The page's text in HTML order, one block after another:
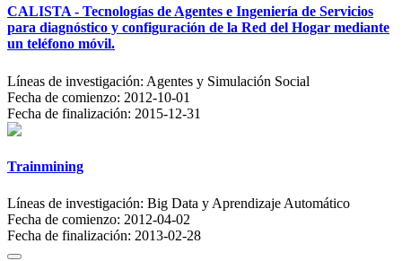
CALISTA - Tecnologías de Agentes e Ingeniería de Servicios
para diagnóstico y configuración de la Red del Hogar mediante
un teléfono móvil.
Líneas de investigación: Agentes y Simulación Social
Fecha de comienzo: 2012-10-01
Fecha de finalización: 2015-12-31
Trainmining
Líneas de investigación: Big Data y Aprendizaje Automático
Fecha de comienzo: 2012-04-02
Fecha de finalización: 2013-02-28